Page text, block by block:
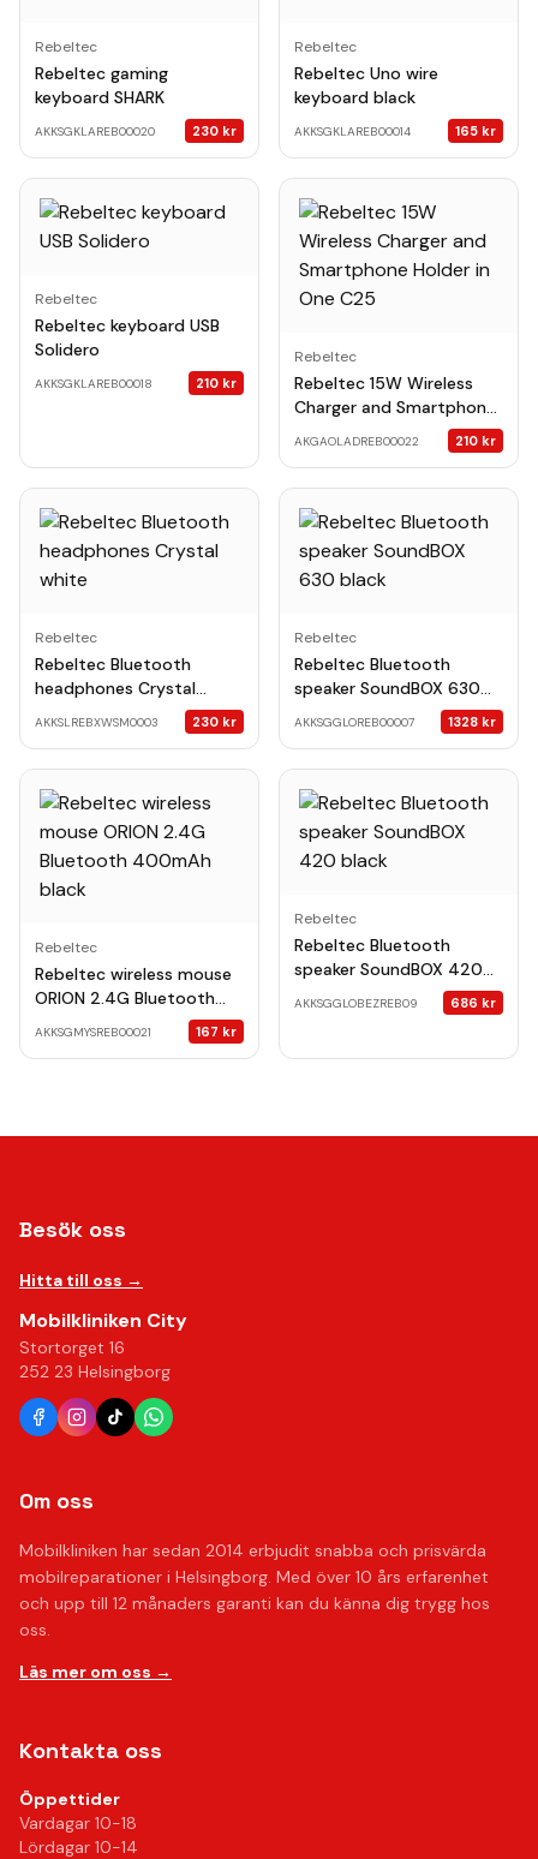
Rebeltec
Rebeltec gaming
keyboard SHARK
AKKSGKLAREB00020 230 kr
Rebeltec
Rebeltec Uno wire
keyboard black
AKKSGKLAREB00014 165 kr
Rebeltec
Rebeltec keyboard USB
Solidero
AKKSGKLAREB00018 210 kr
Rebeltec
Rebeltec 15W Wireless
Charger and Smartphone
AKGAOLADREB00022 210 kr
Rebeltec
Rebeltec Bluetooth
headphones Crystal
AKKSLREBXWSM0003 230 kr
Rebeltec
Rebeltec Bluetooth
speaker SoundBOX 630
AKKSGGLOREB00007 1328 kr
Rebeltec
Rebeltec wireless mouse
ORION 2.4G Bluetooth
AKKSGMYSREB00021 167 kr
Rebeltec
Rebeltec Bluetooth
speaker SoundBOX 420
AKKSGGLOBEZREB09 686 kr
Besök oss
Hitta till oss →
Mobilkliniken City
Stortorget 16
252 23 Helsingborg
Om oss
Mobilkliniken har sedan 2014 erbjudit snabba och prisvärda
mobilreparationer i Helsingborg. Med över 10 års erfarenhet
och upp till 12 månaders garanti kan du känna dig trygg hos
oss.
Läs mer om oss →
Kontakta oss
Öppettider
Vardagar 10-18
Lördagar 10-14